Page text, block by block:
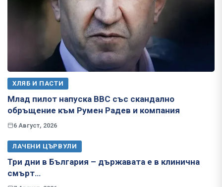
ХЛЯБ И ПАСТИ
Млад пилот напуска ВВС със скандално
обръщение към Румен Радев и компания
6 Август, 2026
ЛАЧЕНИ ЦЪРВУЛИ
Три дни в България – държавата е в клинична
смърт…